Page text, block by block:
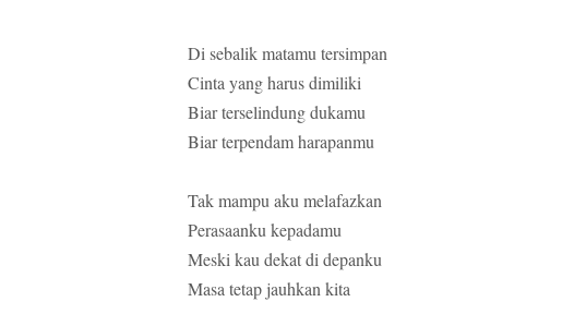
Di sebalik matamu tersimpan
Cinta yang harus dimiliki
Biar terselindung dukamu
Biar terpendam harapanmu
Tak mampu aku melafazkan
Perasaanku kepadamu
Meski kau dekat di depanku
Masa tetap jauhkan kita